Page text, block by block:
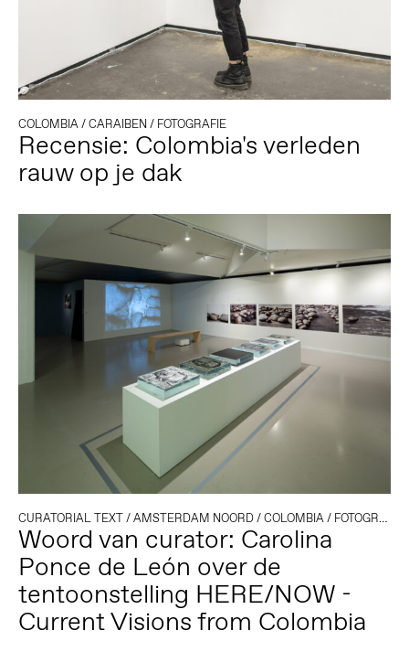
COLOMBIA/CARAIBEN/ FOTOGRAFIE
Recensie: Colombia's verleden
rauw op je dak
CURATORIAL TEXT/AMSTERDAM NOORD/COLOMBIA/ FOTOGRAFIE
Woord van curator: Carolina
Ponce de León over de
tentoonstelling HERE/NOW -
Current Visions from Colombia